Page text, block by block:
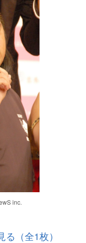
inc.
る（全1枚）